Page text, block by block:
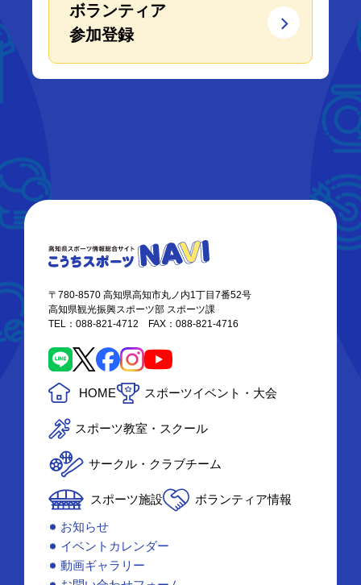
ボランティア
参加登録
〒780-8570 高知県高知市丸ノ内1丁目7番52号
高知県観光振興スポーツ部 スポーツ課
TEL：088-821-4712 FAX：088-821-4716
HOME スポーツイベント・大会
スポーツ教室・スクール
サークル・クラブチーム
スポーツ施設
ボランティア情報
お知らせ
イベントカレンダー
動画ギャラリー